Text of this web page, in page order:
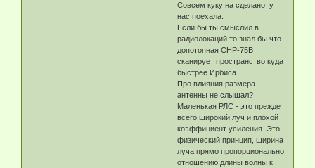
Совсем куку на сделано у
нас поехала.
Если бы ты смыслил в
радиолокаций то знал бы что
допотопная СНР-75В
сканирует пространство куда
быстрее Ирбиса.
Про влияния размера
антенны не слышал?
Маленькая РЛС - это прежде
всего широкий луч и плохой
коэффициент усиления. Это
физический принцип, ширина
луча прямо пропорционально
отношению длины волны к